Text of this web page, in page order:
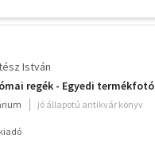
István
regék - Egyedi termékfotó
jó állapotú antikvár könyv